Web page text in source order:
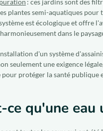
: ces jardins sont des
plantes semi-aquatiques pour
est écologique et offre
dans le
d'un système
seulement une exigence
pour protéger la santé publique
ce qu'une eau